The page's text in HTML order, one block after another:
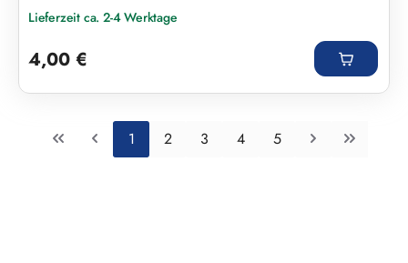
Lieferzeit ca. 2-4 Werktage
4,00 €
Seite
1 Seite
2 Seite
3 Seite
4 Seite
5